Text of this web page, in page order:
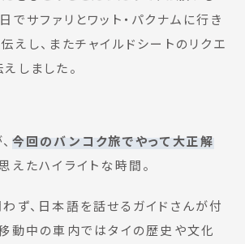
でサファリとワット・パクナムに行き
えし、またチャイルドシートのリクエ
しました。
今回のバンコク旅でやって大正解
えたハイライトな時間。
ず、日本語を話せるガイドさんが付
動中の車内ではタイの歴史や文化